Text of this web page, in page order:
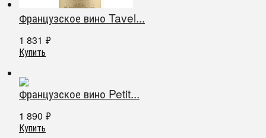
Французское вино Tavel...
1 831 ₽
Купить
Французское вино Petit...
1 890 ₽
Купить